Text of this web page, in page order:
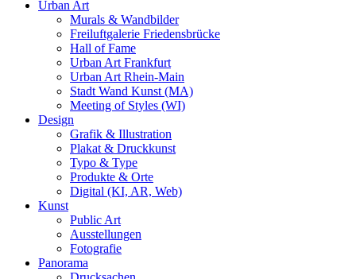
Urban Art
Murals & Wandbilder
Freiluftgalerie Friedensbrücke
Hall of Fame
Urban Art Frankfurt
Urban Art Rhein-Main
Stadt Wand Kunst (MA)
Meeting of Styles (WI)
Design
Grafik & Illustration
Plakat & Druckkunst
Typo & Type
Produkte & Orte
Digital (KI, AR, Web)
Kunst
Public Art
Ausstellungen
Fotografie
Panorama